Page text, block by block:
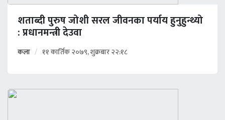
शताब्दी पुरुष जोशी सरल जीवनका पर्याय हुनुहुन्थ्यो
: प्रधानमन्त्री देउवा
कला ११ कार्तिक २०७९, शुक्रबार २२:१८